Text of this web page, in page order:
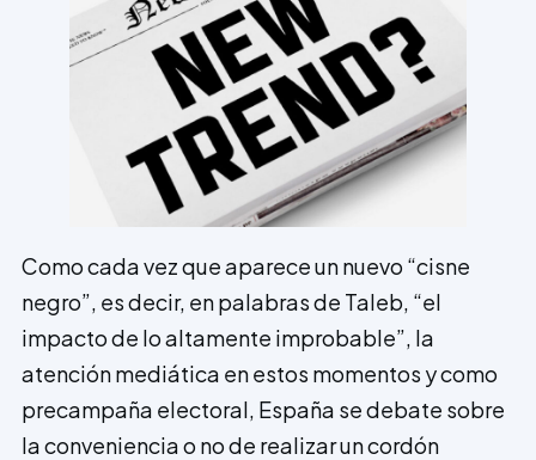
Como cada vez que aparece un nuevo “cisne
negro”, es decir, en palabras de Taleb, “el
impacto de lo altamente improbable”, la
atención mediática en estos momentos y como
precampaña electoral, España se debate sobre
la conveniencia o no de realizar un cordón